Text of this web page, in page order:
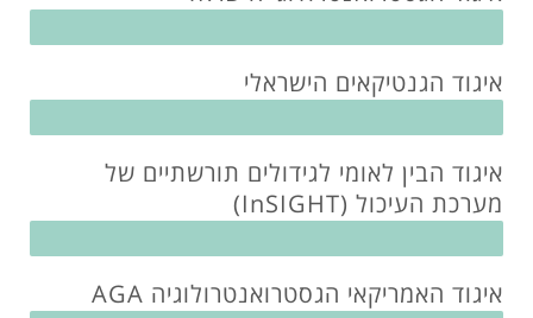
איגוד הגנטיקאים הישראלי
איגוד הבין לאומי לגידולים תורשתיים של
מערכת העיכול (InSIGHT)
איגוד האמריקאי הגסטרואנטרולוגיה AGA